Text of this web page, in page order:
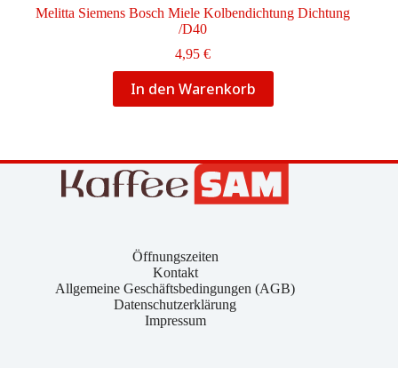
Melitta Siemens Bosch Miele Kolbendichtung Dichtung
/D40
4,95€
In den Warenkorb
Öffnungszeiten
Kontakt
Allgemeine Geschäftsbedingungen (AGB)
Datenschutzerklärung
Impressum